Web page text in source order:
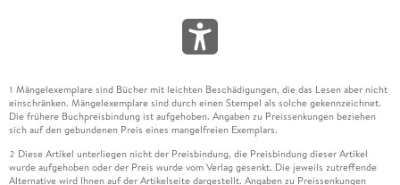
1 Mängelexemplare sind Bücher mit leichten Beschädigungen, die das Lesen aber nicht
einschränken. Mängelexemplare sind durch einen Stempel als solche gekennzeichnet.
Die frühere Buchpreisbindung ist aufgehoben. Angaben zu Preissenkungen beziehen
sich auf den gebundenen Preis eines mangelfreien Exemplars.
2 Diese Artikel unterliegen nicht der Preisbindung, die Preisbindung dieser Artikel
wurde aufgehoben oder der Preis wurde vom Verlag gesenkt. Die jeweils zutreffende
Alternative wird Ihnen auf der Artikelseite dargestellt. Angaben zu Preissenkungen